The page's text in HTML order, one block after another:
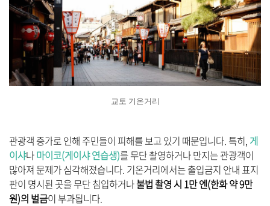
교토 기온거리
관광객 증가로 인해 주민들이 피해를 보고 있기 때문입니다. 특히, 게
이샤나마이코(게이샤 연습생)를 무단 촬영하거나 만지는 관광객이
많아져 문제가 심각해졌습니다. 기온거리에서는 출입금지 안내 표지
판이 명시된 곳을 무단 침입하거나불법 촬영 시 1만 엔(한화 약 9만
원)의 벌금이 부과됩니다.